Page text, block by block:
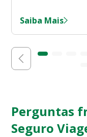
Saiba Mais
Perguntas
Seguro